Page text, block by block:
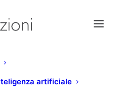
artificiale